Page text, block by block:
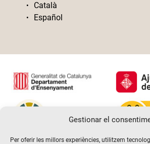
Gestionar el
Per oferir les millors experiències, utilitzem
Català
Español